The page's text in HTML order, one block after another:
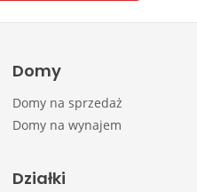
Domy
Domy na sprzedaż
Domy na wynajem
Działki